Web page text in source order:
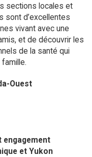
sections locales et
sont d’excellentes
vivant avec une
et de découvrir les
de la santé qui
Ouest
engagement
et Yukon